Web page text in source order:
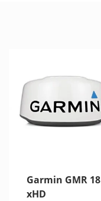
Garmin GMR 18
xHD